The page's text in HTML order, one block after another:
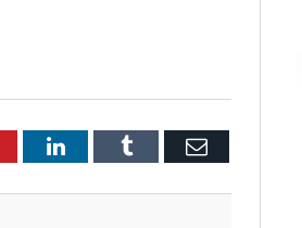
LinkedInTumblr Email